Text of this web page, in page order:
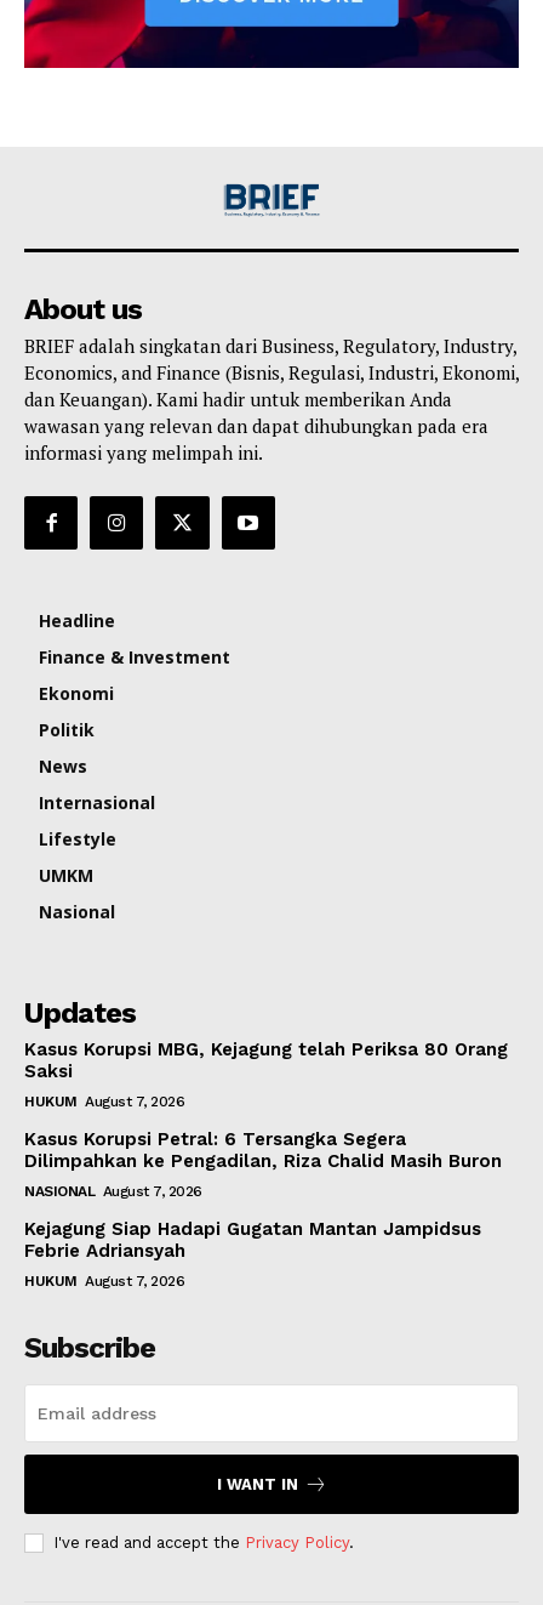
About us
BRIEF adalah singkatan dari Business, Regulatory, Industry,
Economics, and Finance (Bisnis, Regulasi, Industri, Ekonomi,
dan Keuangan). Kami hadir untuk memberikan Anda
wawasan yang relevan dan dapat dihubungkan pada era
informasi yang melimpah ini.
Headline
Finance & Investment
Ekonomi
Politik
News
Internasional
Lifestyle
UMKM
Nasional
Updates
Kasus Korupsi MBG, Kejagung telah Periksa 80 Orang
Saksi
HUKUM August 7, 2026
Kasus Korupsi Petral: 6 Tersangka Segera
Dilimpahkan ke Pengadilan, Riza Chalid Masih Buron
NASIONAL August 7, 2026
Kejagung Siap Hadapi Gugatan Mantan Jampidsus
Febrie Adriansyah
HUKUM August 7, 2026
Subscribe
I WANT IN
I've read and accept the Privacy Policy.